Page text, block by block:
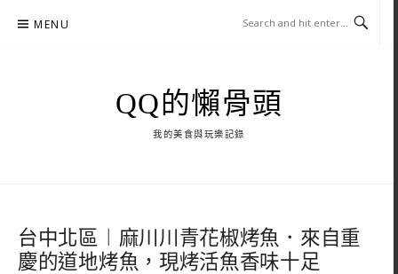
MENU
QQ的懶骨頭
我的美食與玩樂記錄
台中北區︱麻川川青花椒烤魚．來自重
慶的道地烤魚，現烤活魚香味十足